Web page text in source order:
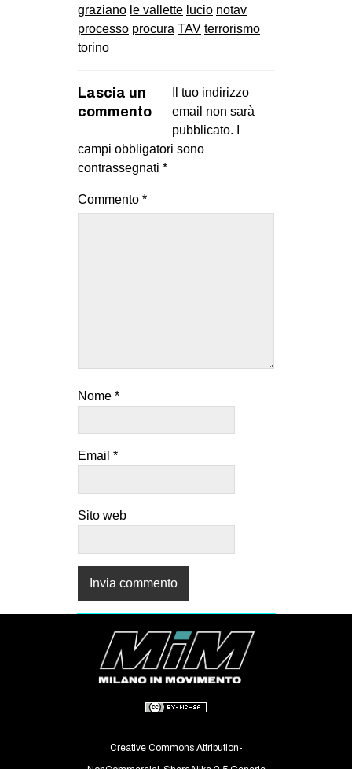
graziano le vallette lucio notav
processo procura TAV terrorismo
torino
Lascia un
commento
Il tuo indirizzo
email non sarà
pubblicato.
campi obbligatori sono
contrassegnati *
Commento *
Nome *
Email *
Sito web
Creative Commons Attribution-